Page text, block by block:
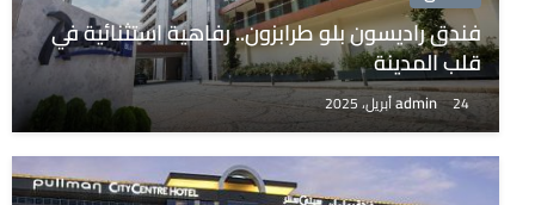
فندق راديسون بلو طرابزون.. رفاهية استثنائية في
قلب المدينة
admin 24 أبريل، 2025